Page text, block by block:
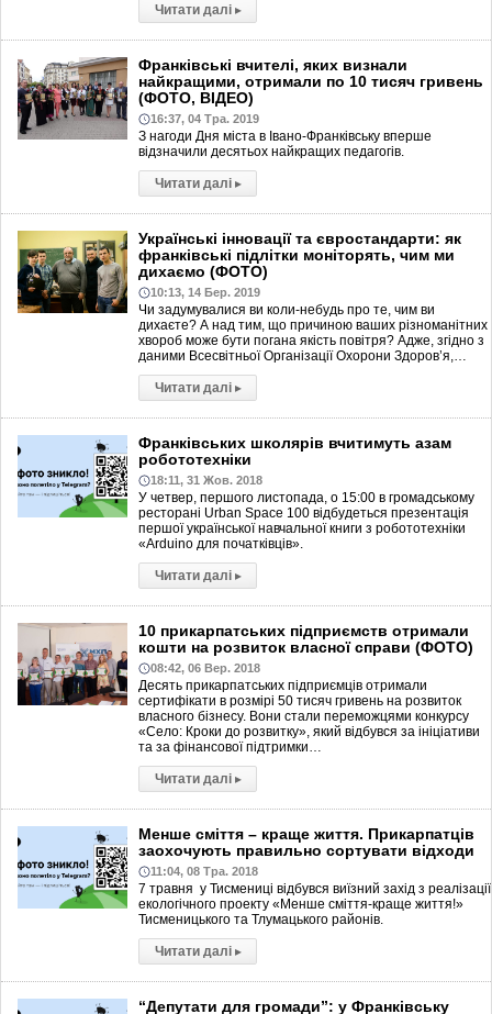
Читати далі ▸
Франківські вчителі, яких визнали
найкращими, отримали по 10 тисяч гривень
(ФОТО, ВІДЕО)
16:37, 04 Тра. 2019
З нагоди Дня міста в Івано-Франківську вперше
відзначили десятьох найкращих педагогів.
Читати далі ▸
Українські інновації та євростандарти: як
франківські підлітки моніторять, чим ми
дихаємо (ФОТО)
10:13, 14 Бер. 2019
Чи задумувалися ви коли-небудь про те, чим ви
дихаєте? А над тим, що причиною ваших різноманітних
хвороб може бути погана якість повітря? Адже, згідно з
даними Всесвітньої Організації Охорони Здоров’я,…
Читати далі ▸
Франківських школярів вчитимуть азам
робототехніки
18:11, 31 Жов. 2018
У четвер, першого листопада, о 15:00 в громадському
ресторані Urban Space 100 відбудеться презентація
першої української навчальної книги з робототехніки
«Arduino для початківців».
Читати далі ▸
10 прикарпатських підприємств отримали
кошти на розвиток власної справи (ФОТО)
08:42, 06 Вер. 2018
Десять прикарпатських підприємців отримали
сертифікати в розмірі 50 тисяч гривень на розвиток
власного бізнесу. Вони стали переможцями конкурсу
«Село: Кроки до розвитку», який відбувся за ініціативи
та за фінансової підтримки…
Читати далі ▸
Менше сміття – краще життя. Прикарпатців
заохочують правильно сортувати відходи
11:04, 08 Тра. 2018
7 травня у Тисмениці відбувся виїзний захід з реалізації
екологічного проекту «Менше сміття-краще життя!»
Тисменицького та Тлумацького районів.
Читати далі ▸
“Депутати для громади”: у Франківську